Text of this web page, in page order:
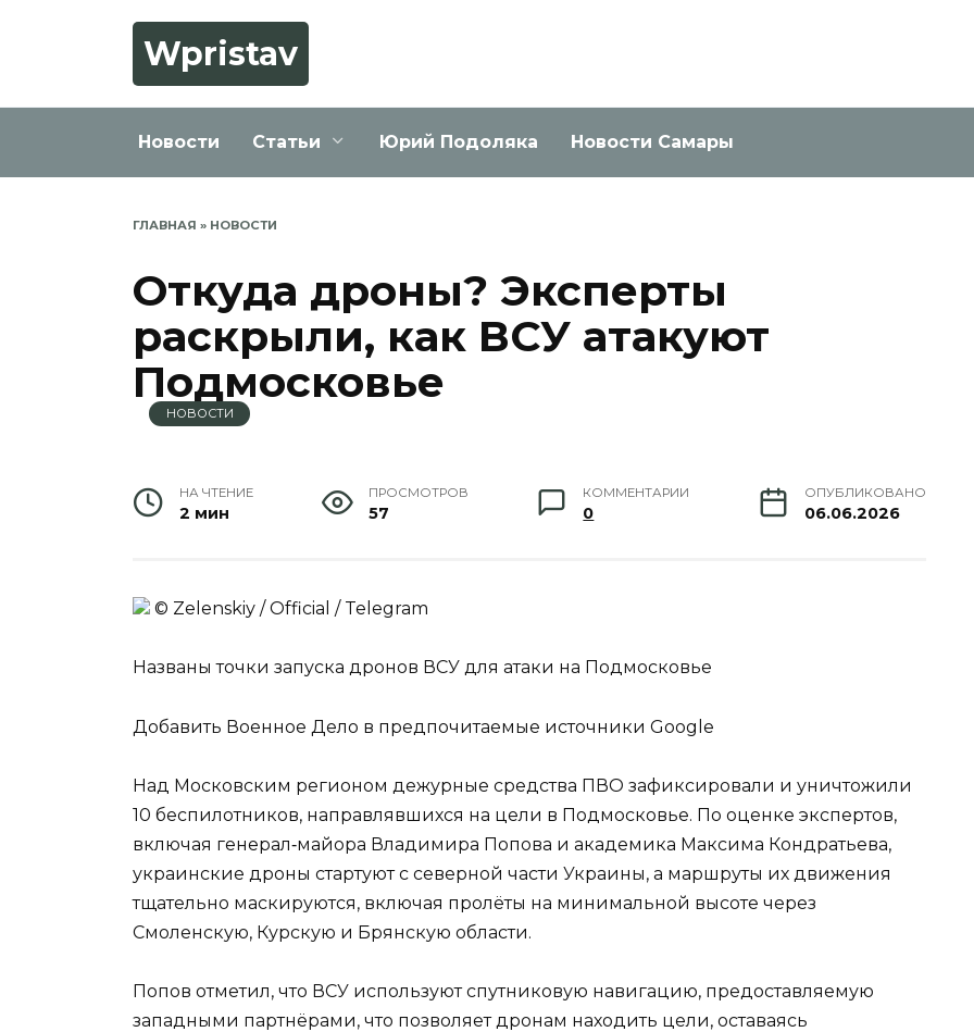
Wpristav
Новости Статьи Юрий Подоляка Новости Самары
ГЛАВНАЯ » НОВОСТИ
Откуда дроны? Эксперты
раскрыли, как ВСУ атакуют
Подмосковье
НОВОСТИ
НА ЧТЕНИЕ
2 мин
ПРОСМОТРОВ
57
КОММЕНТАРИИ
0
ОПУБЛИКОВАНО
06.06.2026
© Zеlеnskiу / Оfficiаl / Telegram
Названы точки запуска дронов ВСУ для атаки на Подмосковье
Добавить Военное Дело в предпочитаемые источники Google
Над Московским регионом дежурные средства ПВО зафиксировали и уничтожили
10 беспилотников, направлявшихся на цели в Подмосковье. По оценке экспертов,
включая генерал‑майора Владимира Попова и академика Максима Кондратьева,
украинские дроны стартуют с северной части Украины, а маршруты их движения
тщательно маскируются, включая пролёты на минимальной высоте через
Смоленскую, Курскую и Брянскую области.
Попов отметил, что ВСУ используют спутниковую навигацию, предоставляемую
западными партнёрами, что позволяет дронам находить цели, оставаясь